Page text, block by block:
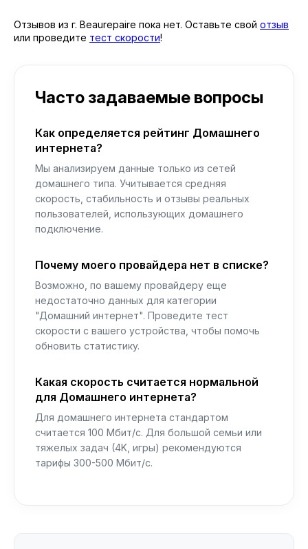
Отзывов из г. Beaurepaire пока нет. Оставьте свой отзыв
или проведите тест скорости!
Часто задаваемые вопросы
Как определяется рейтинг Домашнего
интернета?
Мы анализируем данные только из сетей
домашнего типа. Учитывается средняя
скорость, стабильность и отзывы реальных
пользователей, использующих домашнего
подключение.
Почему моего провайдера нет в списке?
Возможно, по вашему провайдеру еще
недостаточно данных для категории
"Домашний интернет". Проведите тест
скорости с вашего устройства, чтобы помочь
обновить статистику.
Какая скорость считается нормальной
для Домашнего интернета?
Для домашнего интернета стандартом
считается 100 Мбит/с. Для большой семьи или
тяжелых задач (4K, игры) рекомендуются
тарифы 300-500 Мбит/с.